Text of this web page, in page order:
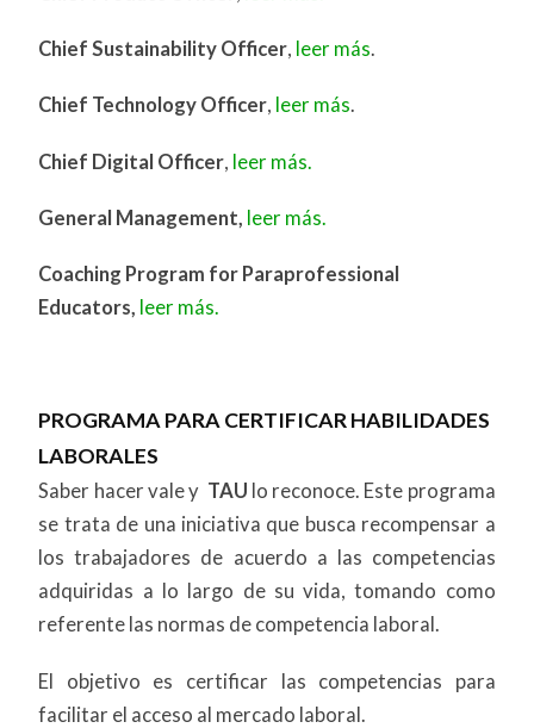
Chief Sustainability Officer, leer más.
Chief Technology Officer, leer más.
Chief Digital Officer, leer más.
General Management, leer más.
Coaching Program for Paraprofessional
Educators, leer más.
PROGRAMA PARA CERTIFICAR HABILIDADES
LABORALES
Saber hacer vale y TAU lo reconoce. Este programa
se trata de una iniciativa que busca recompensar a
los trabajadores de acuerdo a las competencias
adquiridas a lo largo de su vida, tomando como
referente las normas de competencia laboral.
El objetivo es certificar las competencias para
facilitar el acceso al mercado laboral.